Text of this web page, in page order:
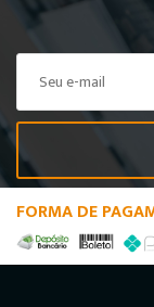
FORMA DE